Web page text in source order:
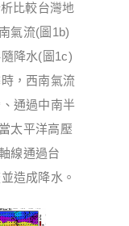
比較台灣地
氣流(圖1b)
降水(圖1c)
，西南氣流
通過中南半
太平洋高壓
線通過台
造成降水。